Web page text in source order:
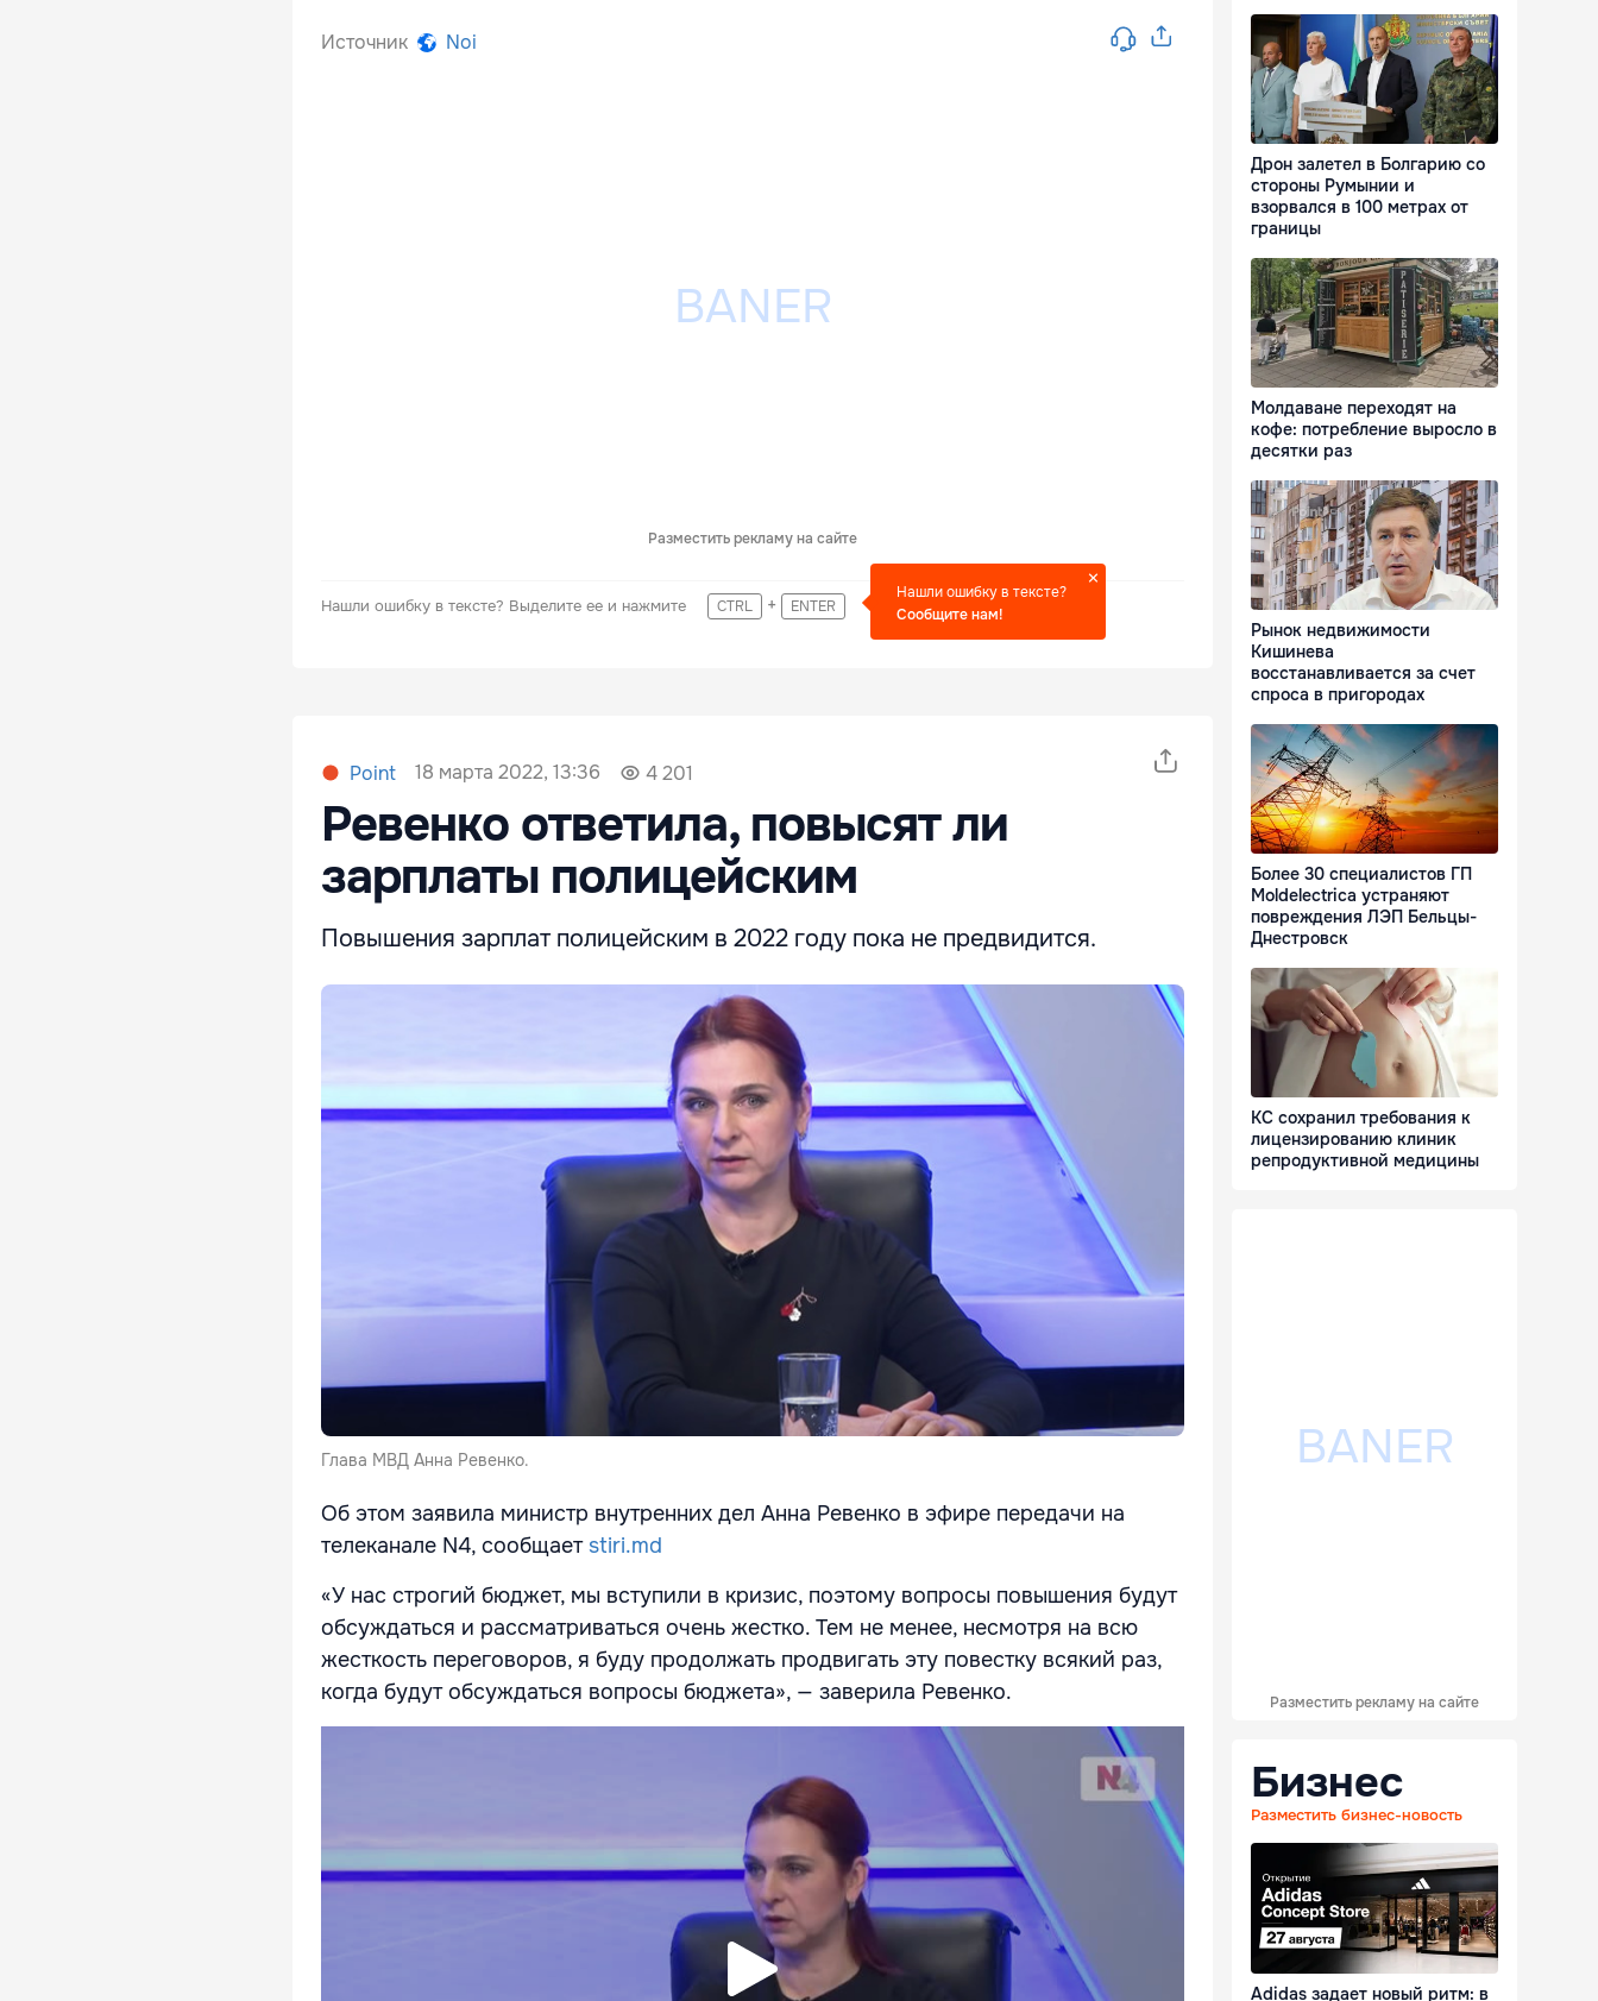
Источник Noi
Разместить рекламу на сайте
Нашли ошибку в тексте? Выделите ее и нажмите CTRL + ENTER
Нашли ошибку в тексте?
Сообщите нам!
Point 18 марта 2022, 13:36 4 201
Ревенко ответила, повысят ли
зарплаты полицейским
Повышения зарплат полицейским в 2022 году пока не предвидится.
Глава МВД Анна Ревенко.
Об этом заявила министр внутренних дел Анна Ревенко в эфире передачи на
телеканале N4, сообщаетstiri.md
«У нас строгий бюджет, мы вступили в кризис, поэтому вопросы повышения будут
обсуждаться и рассматриваться очень жестко. Тем не менее, несмотря на всю
жесткость переговоров, я буду продолжать продвигать эту повестку всякий раз,
когда будут обсуждаться вопросы бюджета», — заверила Ревенко.
Дрон залетел в Болгарию со
стороны Румынии и
взорвался в 100 метрах от
границы
Молдаване переходят на
кофе: потребление выросло в
десятки раз
Рынок недвижимости
Кишинева
восстанавливается за счет
спроса в пригородах
Более 30 специалистов ГП
Moldelectrica устраняют
повреждения ЛЭП Бельцы-
Днестровск
КС сохранил требования к
лицензированию клиник
репродуктивной медицины
Разместить рекламу на сайте
Бизнес
Разместить бизнес-новость
Adidas задает новый ритм: в